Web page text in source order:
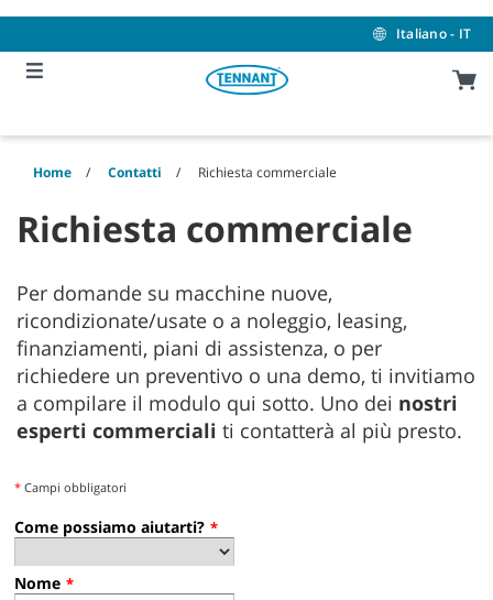
content
navigation
menu
Italiano - IT
Home Contatti Richiesta commerciale
Richiesta commerciale
Per domande su macchine nuove,
ricondizionate/usate o a noleggio, leasing,
finanziamenti, piani di assistenza, o per
richiedere un preventivo o una demo, ti invitiamo
a compilare il modulo qui sotto. Uno dei nostri
esperti commerciali ti contatterà al più presto.
* Campi obbligatori
Come possiamo aiutarti? *
Nome *